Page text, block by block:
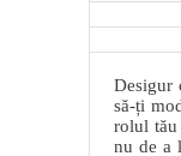
Desigur
să-ți
rolul tău
nu de a